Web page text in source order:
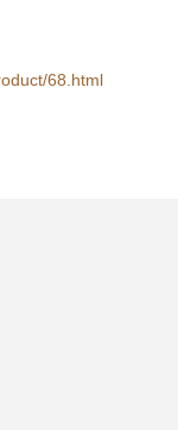
68.html